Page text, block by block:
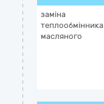
заміна
теплообмінника
масляного